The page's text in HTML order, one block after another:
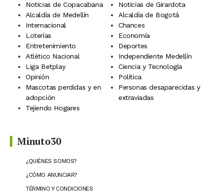
Noticias de Copacabana
Noticias de Girardota
Alcaldía de Medellín
Alcaldía de Bogotá
Internacional
Chances
Loterías
Economía
Entretenimiento
Deportes
Atlético Nacional
Independiente Medellín
Liga Betplay
Ciencia y Tecnología
Opinión
Política
Mascotas perdidas y en
adopción
Personas desaparecidas y
extraviadas
Tejiendo Hogares
Minuto30
¿QUIÉNES SOMOS?
¿CÓMO ANUNCIAR?
TÉRMINO Y CONDICIONES